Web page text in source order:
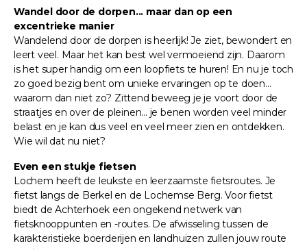
Wandel door de dorpen... maar dan op een
excentrieke manier
Wandelend door de dorpen is heerlijk! Je ziet, bewondert en
leert veel. Maar het kan best wel vermoeiend zijn. Daarom
is het super handig om een loopfiets te huren! En nu je toch
zo goed bezig bent om unieke ervaringen op te doen...
waarom dan niet zo? Zittend beweeg je je voort door de
straatjes en over de pleinen... je benen worden veel minder
belast en je kan dus veel en veel meer zien en ontdekken.
Wie wil dat nu niet?
Even een stukje fietsen
Lochem heeft de leukste en leerzaamste fietsroutes. Je
fietst langs de Berkel en de Lochemse Berg. Voor fietst
biedt de Achterhoek een ongekend netwerk van
fietsknooppunten en -routes. De afwisseling tussen de
karakteristieke boerderijen en landhuizen zullen jouw route